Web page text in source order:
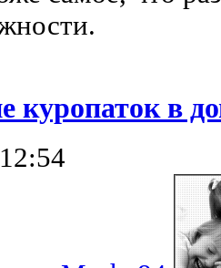
куропаток в